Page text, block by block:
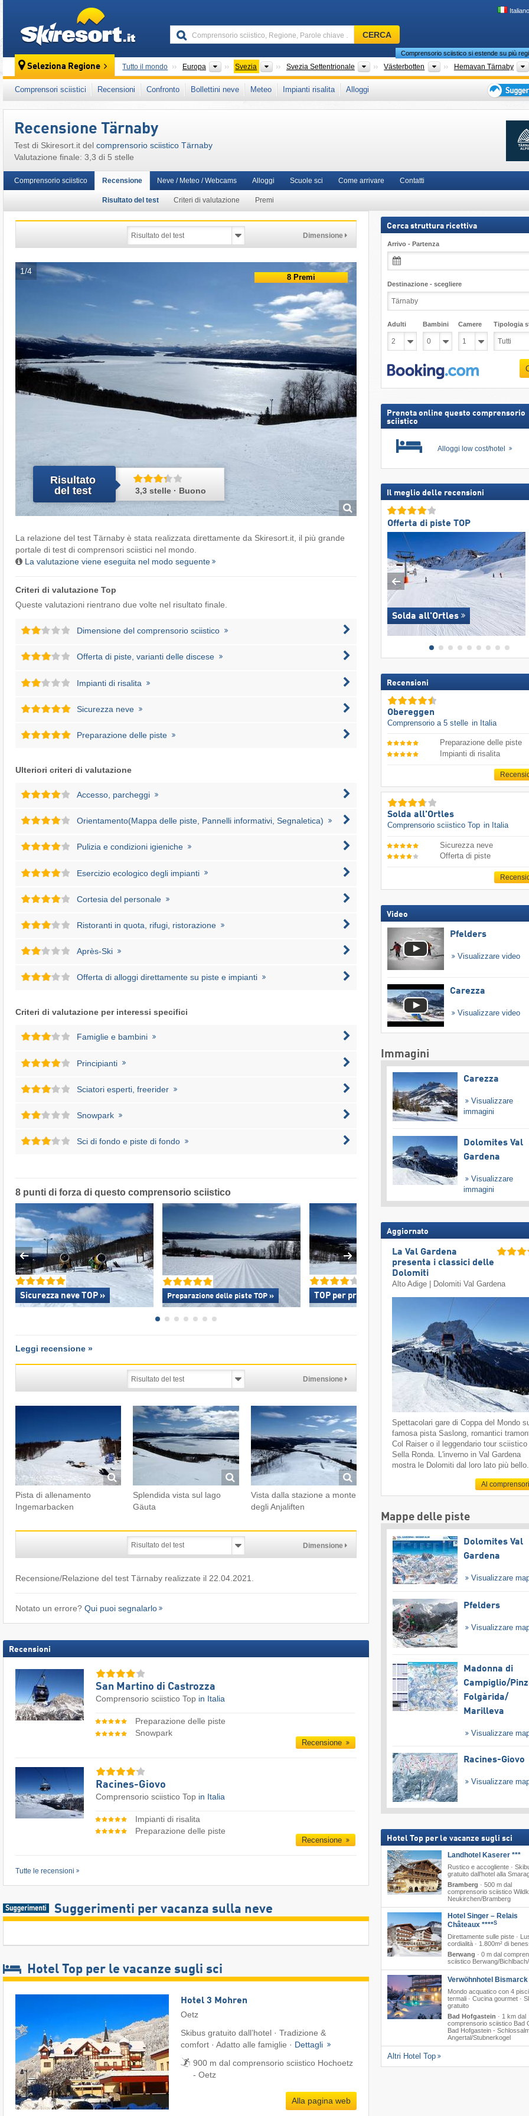
Italiano
Comprensorio
sciistico,
Parole
chiave
…
CERCA
Seleziona Regione Tutto il mondo Europa Continenti
Svezia PaesiSvezia Settentrionale ZoneVästerbotten Province
Hemavan Tärnaby
Comprensorio sciistico si estende su più
Questo comprensorio sciistico è presente anche in: Monti Scandinavi Scandinavia Unione Europea
Comprensori sciistici Recensioni Confronto Bollettini neve Meteo Impianti risalita
Alloggi
Recensione Tärnaby
Test di Skiresort.it del comprensorio sciistico Tärnaby
Valutazione finale: 3,3 di 5 stelle
Comprensorio sciistico Recensione
Risultato del test Criteri di valutazione Premi
Neve / Meteo / Webcams Alloggi Scuole sci Come arrivare Contatti
Dimensione
1/4
Risultato
del test
3,3 stelle · Buono
8 Premi
La relazione del test Tärnaby è stata realizzata direttamente da Skiresort.it, il più grande
portale di test di comprensori sciistici nel mondo.
La valutazione viene eseguita nel modo seguente
Criteri di valutazione Top
Queste valutazioni rientrano due volte nel risultato finale.
Dimensione del comprensorio sciistico
Offerta di piste, varianti delle discese
Impianti di risalita
Sicurezza neve
Preparazione delle piste
Ulteriori criteri di valutazione
Accesso, parcheggi
Orientamento(Mappa delle piste, Pannelli informativi, Segnaletica)
Pulizia e condizioni igieniche
Esercizio ecologico degli impianti
Cortesia del personale
Ristoranti in quota, rifugi, ristorazione
Après-Ski
Offerta di alloggi direttamente su piste e impianti
Criteri di valutazione per interessi specifici
Famiglie e bambini
Principianti
Sciatori esperti, freerider
Snowpark
Sci di fondo e piste di fondo
8 punti di forza di questo comprensorio sciistico
Sicurezza neve TOP » Preparazione delle piste TOP » TOP per principianti » Accesso/
Leggi recensione »
Dimensione
Pista di allenamento
Ingemarbacken
Splendida vista sul lago
Gäuta
Vista dalla stazione a monte
degli Anjaliften
Dimensione
Recensione/Relazione del test Tärnaby realizzate il 22.04.2021.
Notato un errore? Qui puoi segnalarlo
Recensioni
San Martino di Castrozza
Comprensorio sciistico Top in Italia
Preparazione delle piste
Snowpark
Recensione
Racines-Giovo
Comprensorio sciistico Top in Italia
Impianti di risalita
Preparazione delle piste
Recensione
Tutte le recensioni
Suggerimenti per vacanza sulla neve
Hotel Top per le vacanze sugli sci
Hotel 3 Mohren
Oetz
Skibus gratuito dall’hotel · Tradizione &
comfort · Adatto alle famiglie · Dettagli
900 m dal comprensorio sciistico Hochoetz
- Oetz
Alla pagina web
Cerca struttura ricettiva
Arrivo - Partenza
Destinazione - scegliere
Adulti Bambini Camere Tipologia
Prenota online questo comprensorio
sciistico
Alloggi low cost/hotel
Il meglio delle recensioni
Offerta di piste TOP
Solda all'Ortles
Recensioni
Obereggen
Comprensorio a 5 stelle in Italia
Preparazione delle piste
Impianti di risalita
Solda all'Ortles
Comprensorio sciistico Top in Italia
Sicurezza neve
Offerta di piste
Video
Pfelders
Visualizzare video
Carezza
Visualizzare video
Immagini
Carezza
Visualizzare
immagini
Dolomites Val
Gardena
Visualizzare
immagini
Aggiornato
La Val Gardena
presenta i classici delle
Dolomiti
Alto Adige | Dolomiti Val Gardena
Spettacolari gare di Coppa del Mondo
famosa pista Saslong, romantici
Col Raiser o il leggendario tour sciistico
Sella Ronda. L'inverno in Val Gardena
mostra le Dolomiti dal loro lato più bello.
Al
Mappe delle piste
Dolomites Val
Gardena
Visualizzare
Pfelders
Visualizzare
Madonna di
Campiglio/​
Folgàrida/​
Marilleva
Visualizzare
Racines-Giovo
Visualizzare
Hotel Top per le vacanze sugli sci
Landhotel Kaserer ***
Rustico e accogliente ·
gratuito dall’hotel alla
Bramberg · 500 m dal
comprensorio sciistico
Neukirchen/​Bramberg
Hotel Singer – Relais
Châteaux ****S
Direttamente sulle piste ·
cordialità · 1.800m² di
Berwang · 0 m dal
sciistico Berwang/​
Verwöhnhotel Bismarck
Mondo acquatico con 4
termali · Cucina gourmet ·
gratuito
Bad Hofgastein · 1 km dal
comprensorio sciistico Bad
Bad Hofgastein -
Angertal/​Stubnerkogel
Altri Hotel Top